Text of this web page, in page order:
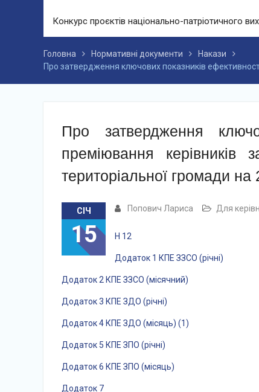
Конкурс проєктів національно-патріотичного
Головна Нормативні документи
Накази
Про затвердження ключових показників
Про затвердження
преміювання керівників
територіальної громади на
СІЧ
15
Попович Лариса Для
Н 12
Додаток 1 КПЕ ЗЗСО (річні)
Додаток 2 КПЕ ЗЗСО (місячний)
Додаток 3 КПЕ ЗДО (річні)
Додаток 4 КПЕ ЗДО (місяць) (1)
Додаток 5 КПЕ ЗПО (річні)
Додаток 6 КПЕ ЗПО (місяць)
Додаток 7